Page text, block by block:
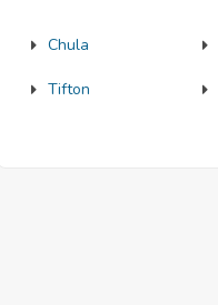
Chula
Tifton